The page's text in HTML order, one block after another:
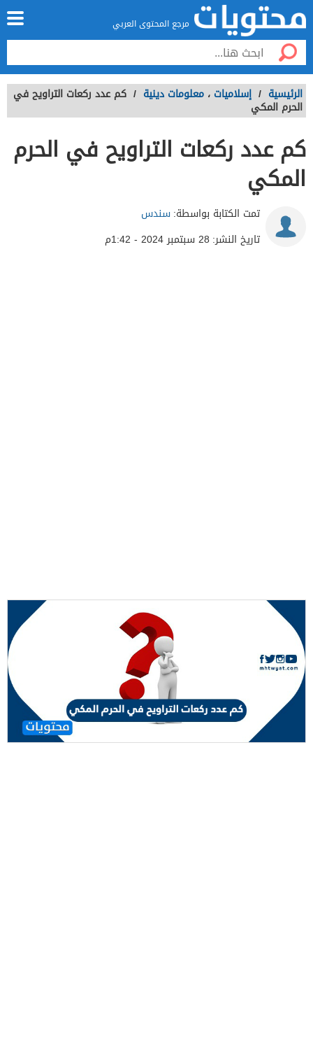
مرجع المحتوى العربي
الرئيسية / إسلاميات ، معلومات دينية / كم عدد ركعات التراويح في
الحرم المكي
كم عدد ركعات التراويح في الحرم
المكي
تمت الكتابة بواسطة:سندس
تاريخ النشر: 28 سبتمبر 2024 - 1:42م